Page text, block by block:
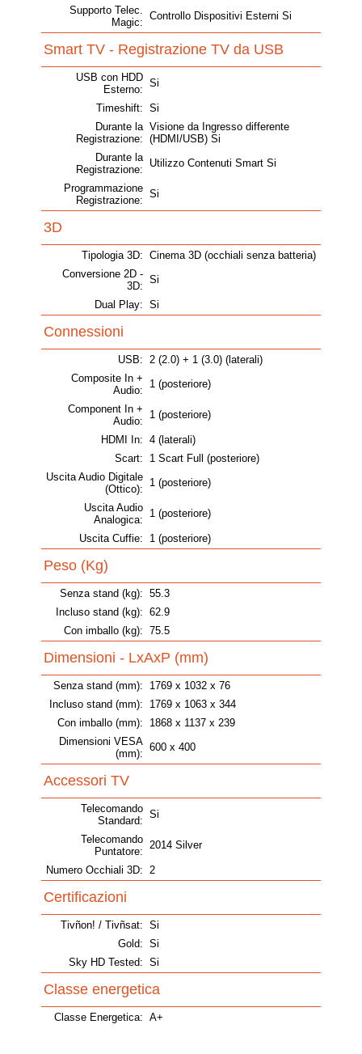
Supporto Telec.
Magic:
Controllo Dispositivi Esterni Si
Smart TV - Registrazione TV da USB
USB con HDD
Esterno:
Si
Timeshift: Si
Durante la
Registrazione:
Visione da Ingresso differente
(HDMI/USB) Si
Durante la
Registrazione:
Utilizzo Contenuti Smart Si
Programmazione
Registrazione:
Si
3D
Tipologia 3D: Cinema 3D (occhiali senza batteria)
Conversione 2D -
3D:
Si
Dual Play: Si
Connessioni
USB: 2 (2.0) + 1 (3.0) (laterali)
Composite In +
Audio:
1 (posteriore)
Component In +
Audio:
1 (posteriore)
HDMI In: 4 (laterali)
Scart:
1 Scart Full (posteriore)
Uscita Audio Digitale
(Ottico):
1 (posteriore)
Uscita Audio
Analogica:
1 (posteriore)
Uscita Cuffie: 1 (posteriore)
Peso (Kg)
Senza stand (kg): 55.3
Incluso stand (kg): 62.9
Con imballo (kg): 75.5
Dimensioni - LxAxP (mm)
Senza stand (mm):
1769 x 1032 x 76
Incluso stand (mm):
1769 x 1063 x 344
Con imballo (mm):
1868 x 1137 x 239
Dimensioni VESA
(mm):
600 x 400
Accessori TV
Telecomando
Standard:
Si
Telecomando
Puntatore:
2014 Silver
Numero Occhiali 3D: 2
Certificazioni
Tivñon! / Tivñsat: Si
Gold: Si
Sky HD Tested: Si
Classe energetica
Classe Energetica: A+